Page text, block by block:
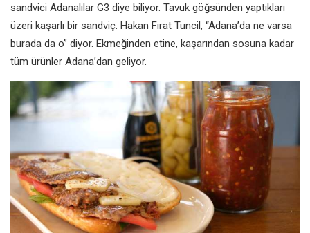
sandvici Adanalılar G3 diye biliyor. Tavuk göğsünden yaptıkları
üzeri kaşarlı bir sandviç. Hakan Fırat Tuncil, “Adana’da ne varsa
burada da o” diyor. Ekmeğinden etine, kaşarından sosuna kadar
tüm ürünler Adana’dan geliyor.